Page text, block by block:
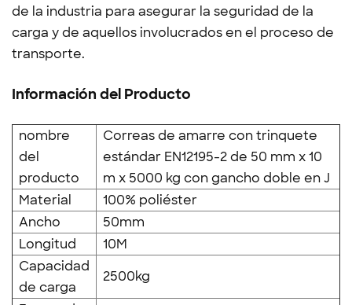
de la industria para asegurar la seguridad de la
carga y de aquellos involucrados en el proceso de
transporte.
Información del Producto
nombre
del
producto
Correas de amarre con trinquete
estándar EN12195-2 de 50 mm x 10
m x 5000 kg con gancho doble en J
Material
100% poliéster
Ancho
50mm
Longitud
10M
Capacidad
de carga
2500kg